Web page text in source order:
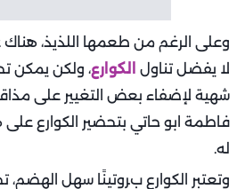
وعلى الرغم من طعمها اللذيذ،
لا يفضل تناول
الكوارع، ولكن يمكن
شهية لإضفاء بعض التغيير على
فاطمة ابو حاتي بتحضير الكوارع
له.
وتعتبر الكوارع بروتينًا سهل